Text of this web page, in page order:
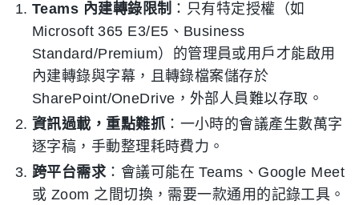
Teams 內建轉錄限制 ：只有特定授權（如
Microsoft 365 E3/E5、Business
Standard/Premium）的管理員或用戶才能啟用
內建轉錄與字幕，且轉錄檔案儲存於
SharePoint/OneDrive，外部人員難以存取。
資訊過載，重點難抓 ：一小時的會議產生數萬字
逐字稿，手動整理耗時費力。
跨平台需求：會議可能在 Teams、Google Meet
或 Zoom 之間切換，需要一款通用的記錄工具。